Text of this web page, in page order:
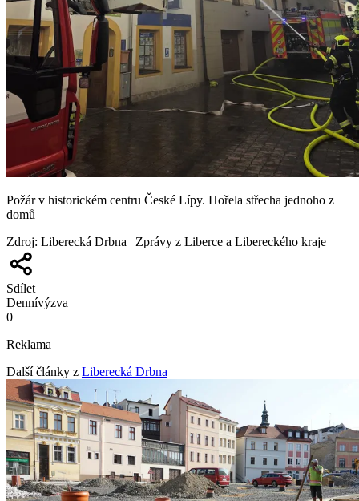
Požár v historickém centru České Lípy. Hořela střecha jednoho z
domů
Zdroj: Liberecká Drbna | Zprávy z Liberce a Libereckého kraje
Sdílet
Dennívýzva
0
Reklama
Další články z Liberecká Drbna